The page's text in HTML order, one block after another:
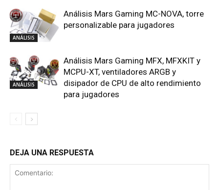
ANÁLISIS
Análisis Mars Gaming MC-NOVA, torre
personalizable para jugadores
ANÁLISIS
Análisis Mars Gaming MFX, MFXKIT y
MCPU-XT, ventiladores ARGB y
disipador de CPU de alto rendimiento
para jugadores
DEJA UNA RESPUESTA